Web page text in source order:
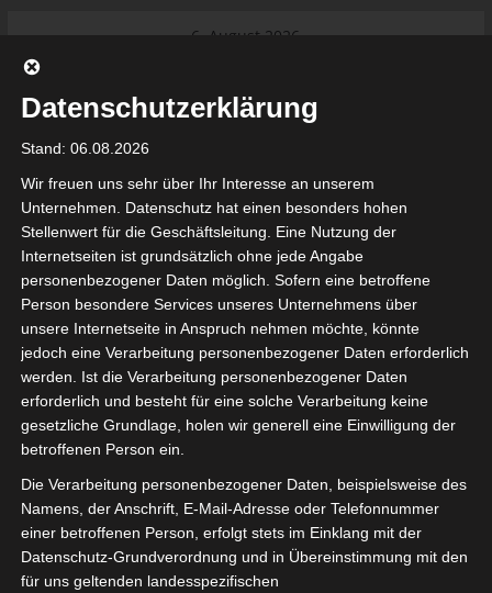
6. August 2026
lehnt Eilverfahren ab – AS Soliman
steuert auf die Ligue 2 zu
2026 (Update)
El Gawafel Sportives de Gafsa
(EGSG) kündigt Rückzug aus der
Meisterschaft an
Ligue 1 Pro: Spielplan der ersten 15
Spieltage der Saison 2026/2027
Ligue 2 Pro Tunesien 2026/2027 –
Saison beginnt am am 19./20.
September 2026
tunesienfussball.de
Tunesien Ligafußball
von Google Adsense (Google Ireland Limited, Gordon House, Barrow
Ireland) benötigen wir laut DSGVO Ihre Zustimmung. Es werden seitens
Daten erhoben, verarbeitet und gespeichert. Welche Daten genau
bitte den Datenschutzbedingungen.
Google Adsenseist deaktiviert. ✓ Erlauben Datenschutzbedingungen
Datenschutzerklärung
Stand: 06.08.2026
Wir freuen uns sehr über Ihr Interesse an unserem
Unternehmen. Datenschutz hat einen besonders hohen
Stellenwert für die Geschäftsleitung. Eine Nutzung der
Internetseiten ist grundsätzlich ohne jede Angabe
personenbezogener Daten möglich. Sofern eine betroffene
Person besondere Services unseres Unternehmens über
unsere Internetseite in Anspruch nehmen möchte, könnte
jedoch eine Verarbeitung personenbezogener Daten erforderlich
werden. Ist die Verarbeitung personenbezogener Daten
erforderlich und besteht für eine solche Verarbeitung keine
gesetzliche Grundlage, holen wir generell eine Einwilligung der
betroffenen Person ein.
Die Verarbeitung personenbezogener Daten, beispielsweise des
Namens, der Anschrift, E-Mail-Adresse oder Telefonnummer
einer betroffenen Person, erfolgt stets im Einklang mit der
Datenschutz-Grundverordnung und in Übereinstimmung mit den
für uns geltenden landesspezifischen